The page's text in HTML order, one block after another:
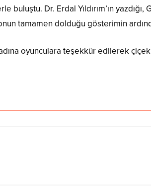
buluştu. Dr. Erdal Yıldırım’ın
tamamen dolduğu gösterimin
oyunculara teşekkür edilerek